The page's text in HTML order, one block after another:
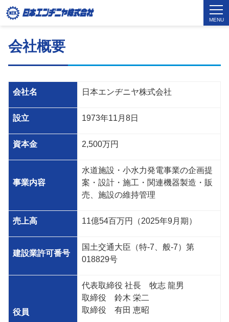
MENU
会社概要
会社名 日本エンヂニヤ株式会社
設立 1973年11 月 8日
資本金 2,500万円
事業内容
水道施設・小水力発電事業の企画提
案・設計・施工・関連機器製造・販
売、施設の維持管理
売上高 11億54百万円（2025年9月期）
建設業許可番号
国土交通大臣（特-7 、般-7）第
018829号
役員
代表取締役 社長 牧志 龍男
取締役 鈴木 栄二
取締役 有田 恵昭